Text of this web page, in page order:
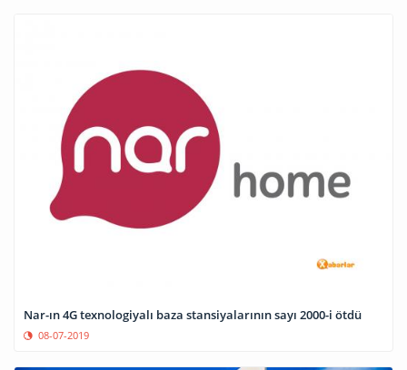
Nar-ın 4G texnologiyalı baza stansiyalarının sayı 2000-i ötdü
08-07-2019